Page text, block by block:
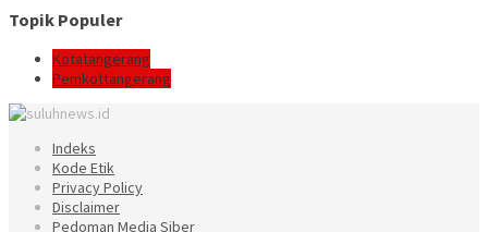
Topik Populer
Kotatangerang
Pemkottangerang
Indeks
Kode Etik
Privacy Policy
Disclaimer
Pedoman Media Siber